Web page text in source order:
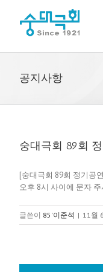
공지사항
숭대극회 89회 정
[숭대극회 89회 정기공
오후 8시 사이에 문자
글쓴이 85'이준석 | 11월